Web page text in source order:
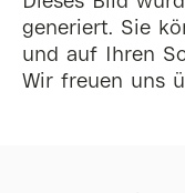
generiert. Sie
und auf Ihren
Wir freuen uns